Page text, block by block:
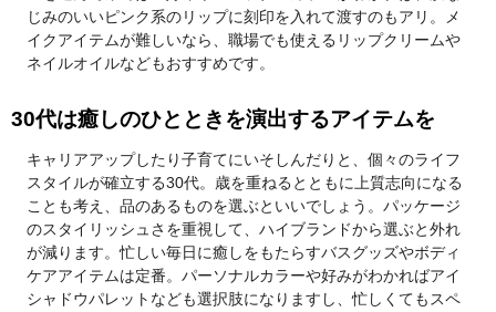
じみのいいピンク系のリップに刻印を入れて渡すのもアリ。メ
イクアイテムが難しいなら、職場でも使えるリップクリームや
ネイルオイルなどもおすすめです。
30代は癒しのひとときを演出するアイテムを
キャリアアップしたり子育てにいそしんだりと、個々のライフ
スタイルが確立する30代。歳を重ねるとともに上質志向になる
ことも考え、品のあるものを選ぶといいでしょう。パッケージ
のスタイリッシュさを重視して、ハイブランドから選ぶと外れ
が減ります。忙しい毎日に癒しをもたらすバスグッズやボディ
ケアアイテムは定番。パーソナルカラーや好みがわかればアイ
シャドウパレットなども選択肢になりますし、忙しくてもスペ